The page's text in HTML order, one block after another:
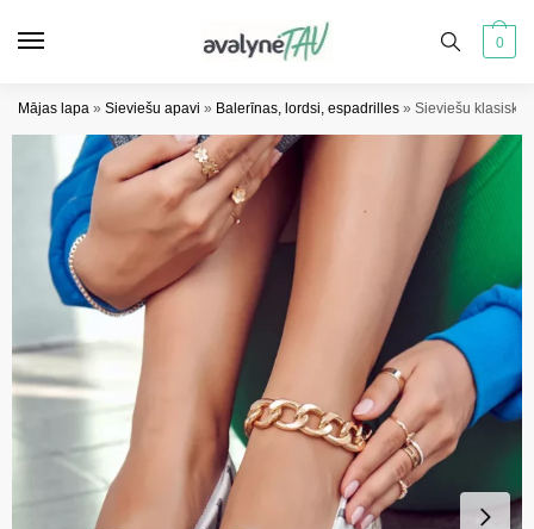
0
Mājas lapa » Sieviešu apavi » Balerīnas, lordsi, espadrilles » Sieviešu